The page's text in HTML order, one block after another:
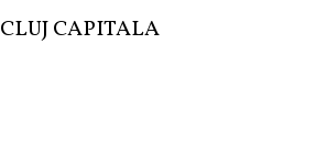
CLUJ CAPITALA